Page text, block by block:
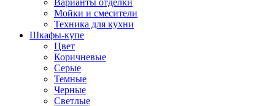
Варианты отделки
Мойки и смесители
Техника для кухни
Шкафы-купе
Цвет
Коричневые
Серые
Темные
Черные
Светлые